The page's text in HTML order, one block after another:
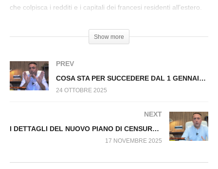
che colpisca i redditi e i capitali dei francesi residenti all’estero.
imbocca questa strada, viene spontaneo chiedersi:
dei risparmi di chi li mantiene ancora nel proprio Paese?
#FrancescoCarrino #Tassa #Europa #Cittadinanza #Francia
Show more
PREV
COSA STA PER SUCCEDERE DAL 1 GENNAIO 2026 E COSA NON DICONO SUGLI INTERESSI ITALIANI SUL GAS DI GAZA
24 OTTOBRE 2025
NEXT
I DETTAGLI DEL NUOVO PIANO DI CENSURA DELL’UE E LA NASCITA della NUOVA INTELLIGENCE Fuori dal Virus n.1661.SP
17 NOVEMBRE 2025